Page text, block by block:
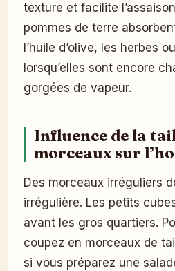
texture et facilite
pommes de terre
l’huile d’olive, les herbes
lorsqu’elles sont encore
gorgées de vapeur.
Influence de la
morceaux sur
Des morceaux irréguliers
irrégulière. Les petits
avant les gros quartiers.
coupez en morceaux de
si vous préparez une